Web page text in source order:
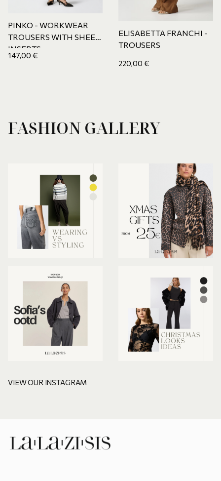
PINKO - WORKWEAR
TROUSERS WITH SHEER
INSERTS
147,00 €
ELISABETTA FRANCHI -
TROUSERS
220,00 €
FASHION GALLERY
VIEW OUR INSTAGRAM